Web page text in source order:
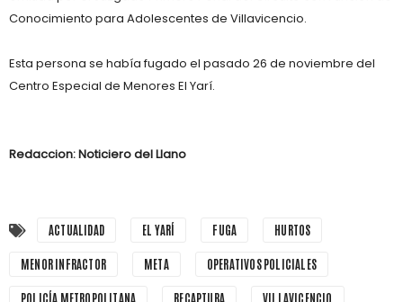
Conocimiento para Adolescentes de Villavicencio.
Esta persona se había fugado el pasado 26 de noviembre del
Centro Especial de Menores El Yarí.
Redaccion: Noticiero del Llano
ACTUALIDAD EL YARÍ FUGA HURTOS
MENOR INFRACTOR META OPERATIVOS POLICIALES
POLICÍA METROPOLITANA RECAPTURA VILLAVICENCIO